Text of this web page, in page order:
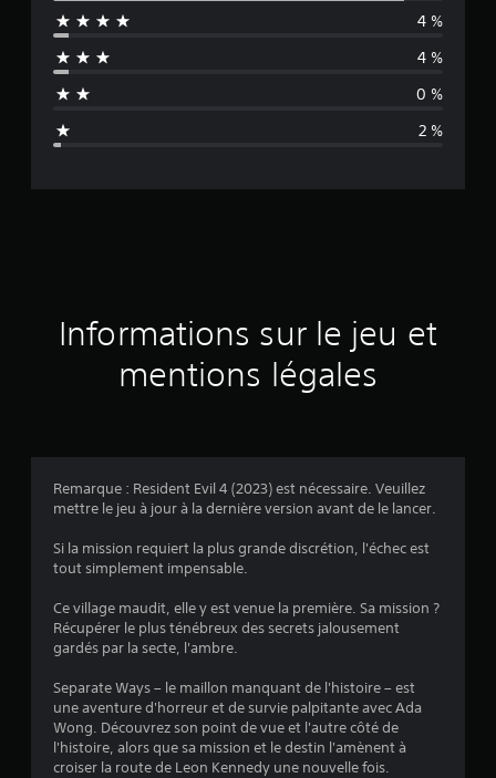
n
d
a
.
8
4 %
4 %
0 %
2 %
Informations sur le jeu et
mentions légales
Remarque : Resident Evil 4 (2023) est nécessaire. Veuillez
mettre le jeu à jour à la dernière version avant de le lancer.
Si la mission requiert la plus grande discrétion, l'échec est
tout simplement impensable.
Ce village maudit, elle y est venue la première. Sa mission ?
Récupérer le plus ténébreux des secrets jalousement
gardés par la secte, l'ambre.
Separate Ways – le maillon manquant de l'histoire – est
une aventure d'horreur et de survie palpitante avec Ada
Wong. Découvrez son point de vue et l'autre côté de
l'histoire, alors que sa mission et le destin l'amènent à
croiser la route de Leon Kennedy une nouvelle fois.